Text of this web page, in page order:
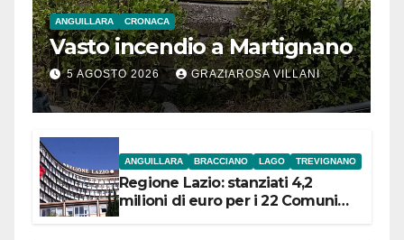
ANGUILLARA CRONACA
Vasto incendio a Martignano
5 AGOSTO 2026 GRAZIAROSA VILLANI
ANGUILLARA BRACCIANO LAGO TREVIGNANO
Regione Lazio: stanziati 4,2
milioni di euro per i 22 Comuni